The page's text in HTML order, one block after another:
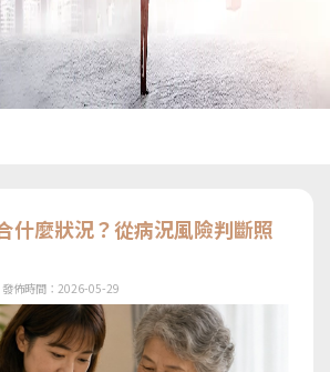
什麼狀況？從病況風險判斷照
發佈時間：2026-05-29